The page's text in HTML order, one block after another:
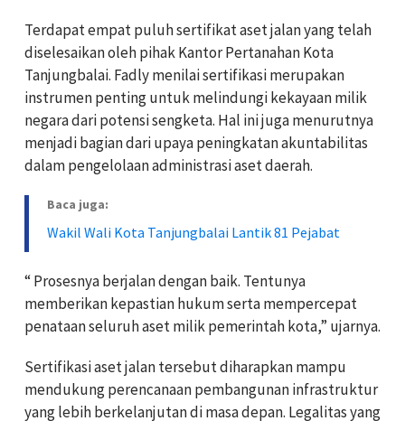
Terdapat empat puluh sertifikat aset jalan yang telah
diselesaikan oleh pihak Kantor Pertanahan Kota
Tanjungbalai. Fadly menilai sertifikasi merupakan
instrumen penting untuk melindungi kekayaan milik
negara dari potensi sengketa. Hal ini juga menurutnya
menjadi bagian dari upaya peningkatan akuntabilitas
dalam pengelolaan administrasi aset daerah.
Baca juga:
Wakil Wali Kota Tanjungbalai Lantik 81 Pejabat
“ Prosesnya berjalan dengan baik. Tentunya
memberikan kepastian hukum serta mempercepat
penataan seluruh aset milik pemerintah kota,” ujarnya.
Sertifikasi aset jalan tersebut diharapkan mampu
mendukung perencanaan pembangunan infrastruktur
yang lebih berkelanjutan di masa depan. Legalitas yang